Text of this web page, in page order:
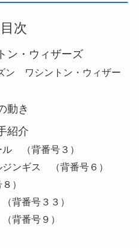
目次
ン・ウィザーズ
ン ワシントン・ウィザー
動き
紹介
ル （背番号３）
ジンギス （背番号６）
）
背番号３３）
背番号９）